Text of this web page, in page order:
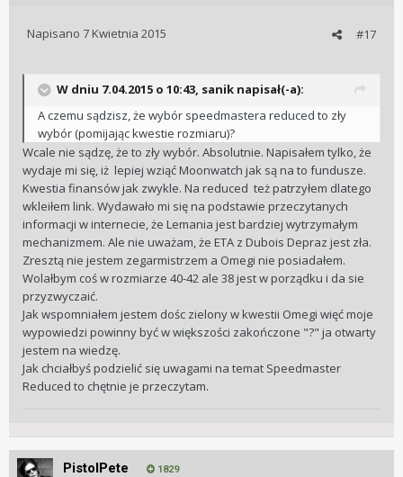
#17
Napisano 7 Kwietnia 2015
W dniu 7.04.2015 o 10:43, sanik napisał(-a):
A czemu sądzisz, że wybór speedmastera reduced to zły
wybór (pomijając kwestie rozmiaru)?
Wcale nie sądzę, że to zły wybór. Absolutnie. Napisałem tylko, że
wydaje mi się, iż lepiej wziąć Moonwatch jak są na to fundusze.
Kwestia finansów jak zwykle. Na reduced też patrzyłem dlatego
wkleiłem link. Wydawało mi się na podstawie przeczytanych
informacji w internecie, że Lemania jest bardziej wytrzymałym
mechanizmem. Ale nie uważam, że ETA z Dubois Depraz jest zła.
Zresztą nie jestem zegarmistrzem a Omegi nie posiadałem.
Wolałbym coś w rozmiarze 40-42 ale 38 jest w porządku i da sie
przyzwyczaić.
Jak wspomniałem jestem dośc zielony w kwestii Omegi więć moje
wypowiedzi powinny być w większości zakończone "?" ja otwarty
jestem na wiedzę.
Jak chciałbyś podzielić się uwagami na temat Speedmaster
Reduced to chętnie je przeczytam.
PistolPete 1829